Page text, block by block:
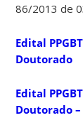
86/2013 de
Edital
Doutorado
Edital
Doutorado